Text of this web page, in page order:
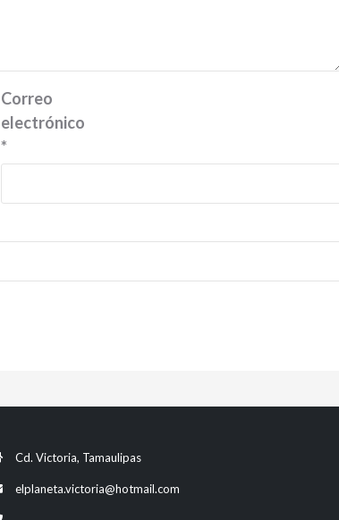
Correo
electrónico
*
Cd. Victoria, Tamaulipas
elplaneta.victoria@hotmail.com